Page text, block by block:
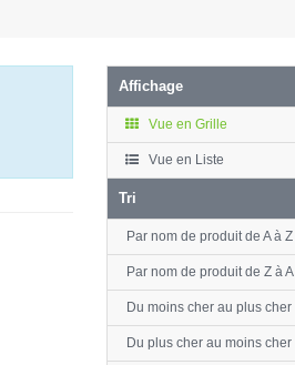
Affichage
Vue en Grille
Vue en Liste
Tri
Par nom de produit de A à Z
Par nom de produit de Z à A
Du moins cher au plus cher
Du plus cher au moins cher